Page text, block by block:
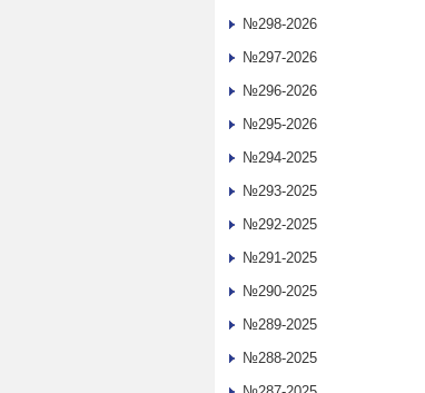
№298-2026
№297-2026
№296-2026
№295-2026
№294-2025
№293-2025
№292-2025
№291-2025
№290-2025
№289-2025
№288-2025